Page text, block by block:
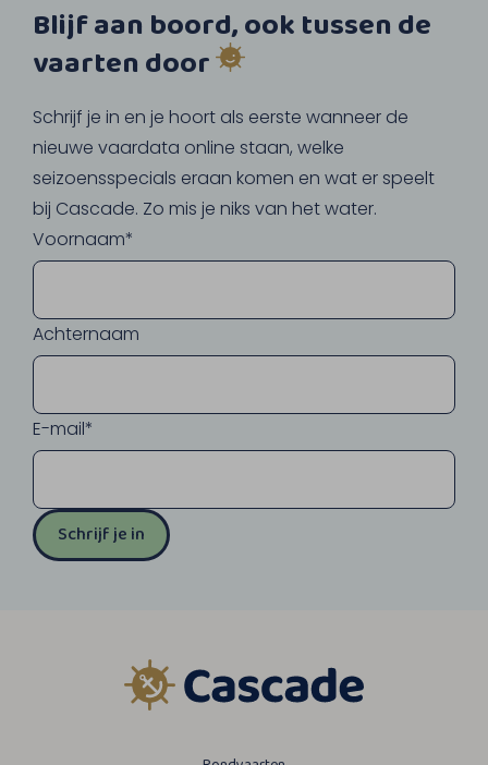
Blijf aan boord, ook tussen de
vaarten door
Schrijf je in en je hoort als eerste wanneer de
nieuwe vaardata online staan, welke
seizoensspecials eraan komen en wat er speelt
bij Cascade. Zo mis je niks van het water.
Voornaam*
Achternaam
E-mail*
Schrijf je in